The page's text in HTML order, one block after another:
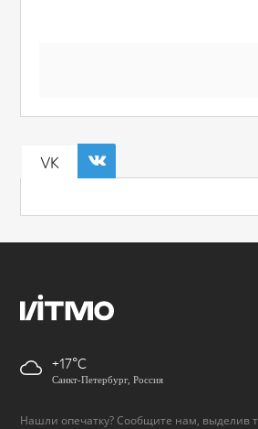
VK
+17
Санкт-Петербург, Россия
Нашли опечатку? Сообщите нам, выделив